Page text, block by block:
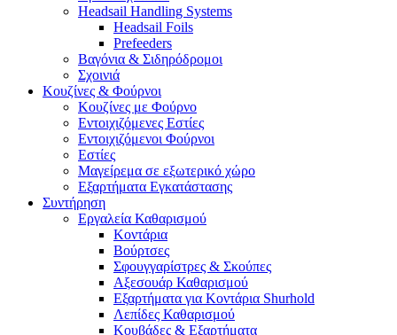
Headsail Handling Systems
Headsail Foils
Prefeeders
Βαγόνια & Σιδηρόδρομοι
Σχοινιά
Κουζίνες & Φούρνοι
Κουζίνες με Φούρνο
Εντοιχιζόμενες Εστίες
Εντοιχιζόμενοι Φούρνοι
Εστίες
Μαγείρεμα σε εξωτερικό χώρο
Εξαρτήματα Εγκατάστασης
Συντήρηση
Εργαλεία Καθαρισμού
Κοντάρια
Βούρτσες
Σφουγγαρίστρες & Σκούπες
Αξεσουάρ Καθαρισμού
Εξαρτήματα για Κοντάρια Shurhold
Λεπίδες Καθαρισμού
Κουβάδες & Εξαρτήματα